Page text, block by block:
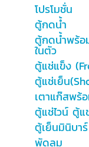
โปรโมชั่น
ตู้กดน้ำ
ตู้กดน้ำพร้อ
ในตัว
ตู้แช่แข็ง
ตู้แช่เย็น
เตาแก๊สพร้
ตู้แช่ไวน์ ตู้แ
ตู้เย็นมินิบาร์
พัดลม